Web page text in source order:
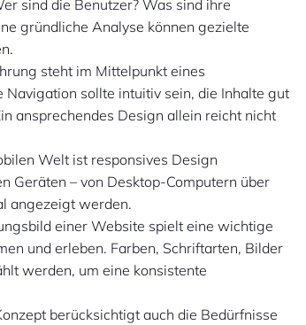
sind die Benutzer? Was sind ihre
gründliche Analyse können gezielte
steht im Mittelpunkt eines
sollte intuitiv sein, die Inhalte gut
ansprechendes Design allein reicht nicht
Welt ist responsives Design
Geräten – von Desktop-Computern über
angezeigt werden.
einer Website spielt eine wichtige
und erleben. Farben, Schriftarten, Bilder
werden, um eine konsistente
berücksichtigt auch die Bedürfnisse